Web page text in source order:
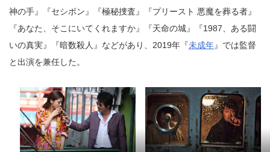
神の手』『セシボン』『極秘捜査』『プリースト 悪魔を葬る者』
『あなた、そこにいてくれますか』『天命の城』『1987、ある闘
いの真実』『暗数殺人』などがあり、2019年『未成年』では監督
と出演を兼任した。